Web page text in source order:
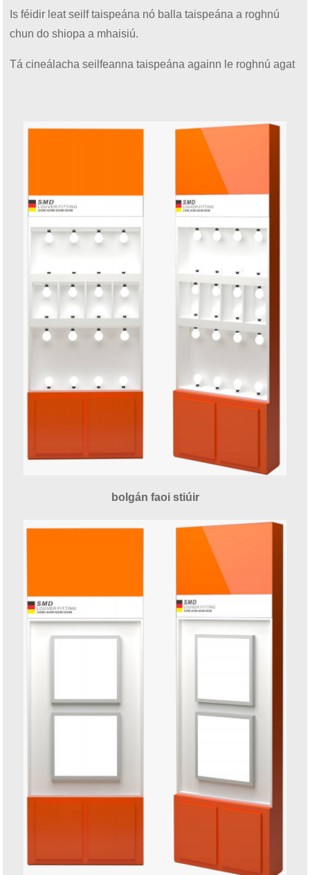
Is féidir leat seilf taispeána nó balla taispeána a roghnú
chun do shiopa a mhaisiú.
Tá cineálacha seilfeanna taispeána againn le roghnú agat
bolgán faoi stiúir